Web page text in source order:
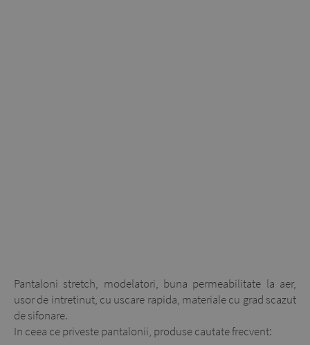
Pantaloni stretch, modelatori, buna permeabilitate la aer,
usor de intretinut, cu uscare rapida, materiale cu grad scazut
de sifonare.
In ceea ce priveste pantalonii, produse cautate frecvent: